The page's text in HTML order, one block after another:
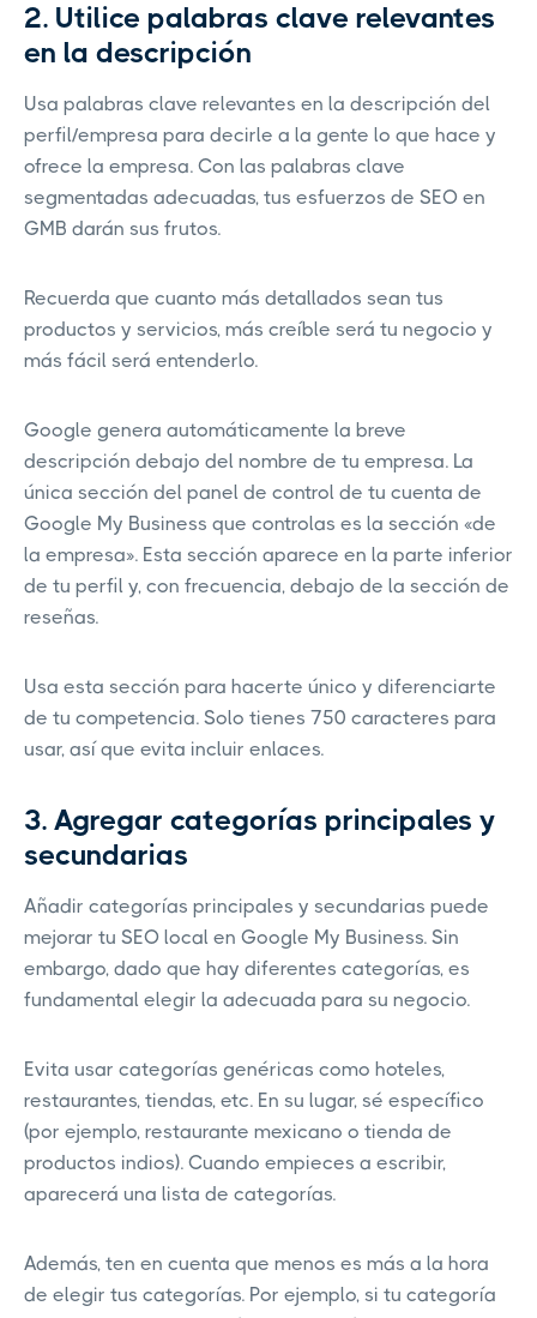
2. Utilice palabras clave relevantes
en la descripción
Usa palabras clave relevantes en la descripción del
perfil/empresa para decirle a la gente lo que hace y
ofrece la empresa. Con las palabras clave
segmentadas adecuadas, tus esfuerzos de SEO en
GMB darán sus frutos.
Recuerda que cuanto más detallados sean tus
productos y servicios, más creíble será tu negocio y
más fácil será entenderlo.
Google genera automáticamente la breve
descripción debajo del nombre de tu empresa. La
única sección del panel de control de tu cuenta de
Google My Business que controlas es la sección «de
la empresa». Esta sección aparece en la parte inferior
de tu perfil y, con frecuencia, debajo de la sección de
reseñas.
Usa esta sección para hacerte único y diferenciarte
de tu competencia. Solo tienes 750 caracteres para
usar, así que evita incluir enlaces.
3. Agregar categorías principales y
secundarias
Añadir categorías principales y secundarias puede
mejorar tu SEO local en Google My Business. Sin
embargo, dado que hay diferentes categorías, es
fundamental elegir la adecuada para su negocio.
Evita usar categorías genéricas como hoteles,
restaurantes, tiendas, etc. En su lugar, sé específico
(por ejemplo, restaurante mexicano o tienda de
productos indios). Cuando empieces a escribir,
aparecerá una lista de categorías.
Además, ten en cuenta que menos es más a la hora
de elegir tus categorías. Por ejemplo, si tu categoría